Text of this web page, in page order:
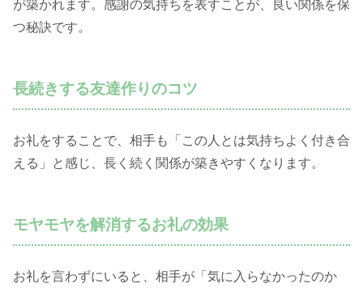
が築かれます。感謝の気持ちを表すことが、良い関係を保
つ秘訣です。
長続きする友達作りのコツ
お礼をすることで、相手も「この人とは気持ちよく付き合
える」と感じ、長く続く関係が築きやすくなります。
モヤモヤを解消するお礼の効果
お礼を言わずにいると、相手が「気に入らなかったのか